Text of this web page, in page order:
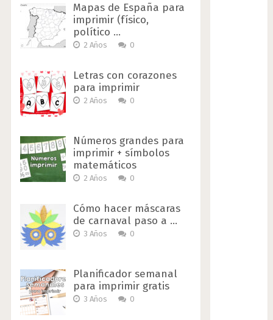
Mapas de España para
imprimir (físico,
político …
2 Años 0
Letras con corazones
para imprimir
2 Años 0
Números grandes para
imprimir + símbolos
matemáticos
2 Años 0
Cómo hacer máscaras
de carnaval paso a …
3 Años 0
Planificador semanal
para imprimir gratis
3 Años 0